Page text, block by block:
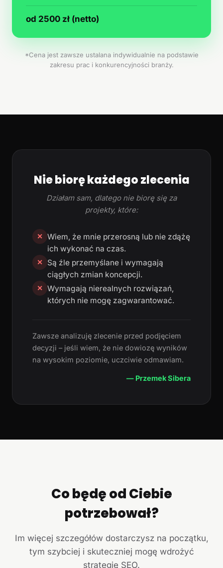
od 2500 zł (netto)
*Cena jest zawsze ustalana indywidualnie na podstawie
zakresu prac i konkurencyjności branży.
Nie biorę każdego zlecenia
Działam sam, dlatego nie biorę się za
projekty, które:
✕ Wiem, że mnie przerosną lub nie zdążę
ich wykonać na czas.
✕
Są źle przemyślane i wymagają
ciągłych zmian koncepcji.
✕ Wymagają nierealnych rozwiązań,
których nie mogę zagwarantować.
Zawsze analizuję zlecenie przed podjęciem
decyzji – jeśli wiem, że nie dowiozę wyników
na wysokim poziomie, uczciwie odmawiam.
— Przemek Sibera
Co będę od Ciebie
potrzebował?
Im więcej szczegółów dostarczysz na początku,
tym szybciej i skuteczniej mogę wdrożyć
strategię SEO.